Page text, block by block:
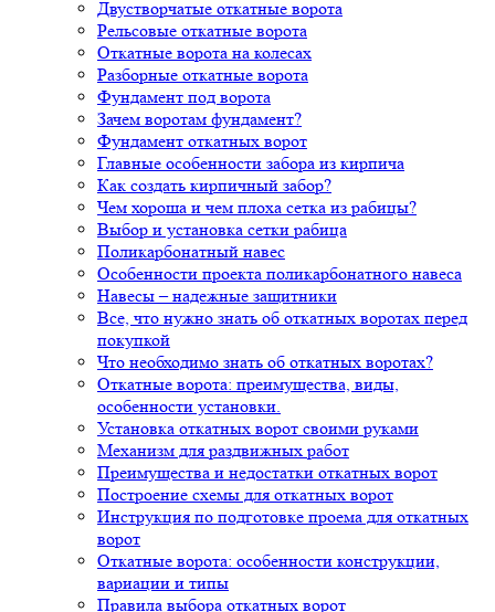
Двустворчатые откатные ворота
Рельсовые откатные ворота
Откатные ворота на колесах
Разборные откатные ворота
Фундамент под ворота
Зачем воротам фундамент?
Фундамент откатных ворот
Главные особенности забора из кирпича
Как создать кирпичный забор?
Чем хороша и чем плоха сетка из рабицы?
Выбор и установка сетки рабица
Поликарбонатный навес
Особенности проекта поликарбонатного навеса
Навесы – надежные защитники
Все, что нужно знать об откатных воротах перед
покупкой
Что необходимо знать об откатных воротах?
Откатные ворота: преимущества, виды,
особенности установки.
Установка откатных ворот своими руками
Механизм для раздвижных работ
Преимущества и недостатки откатных ворот
Построение схемы для откатных ворот
Инструкция по подготовке проема для откатных
ворот
Откатные ворота: особенности конструкции,
вариации и типы
Правила выбора откатных ворот